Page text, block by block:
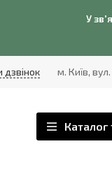
У
дзвінок м. Київ,
Каталог